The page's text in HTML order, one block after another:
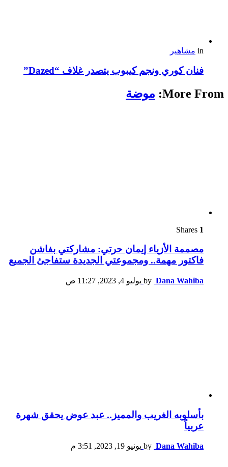
in مشاهير
فنان كوري ونجم كيبوب يتصدر غلاف “Dazed”
More From: موضة
1
مصممة الأزياء إيمان حرتي: مشاركتي بفاشن
فاكتور مهمة.. ومجموعتي الجديدة ستفاجئ الجميع
by Dana Wahiba يوليو 4, 2023, 11:27 ص
بأسلوبه الغريب والمميز.. عبد عوض يحقق شهرة
عربياً
by Dana Wahiba يونيو 19, 2023, 3:51 م